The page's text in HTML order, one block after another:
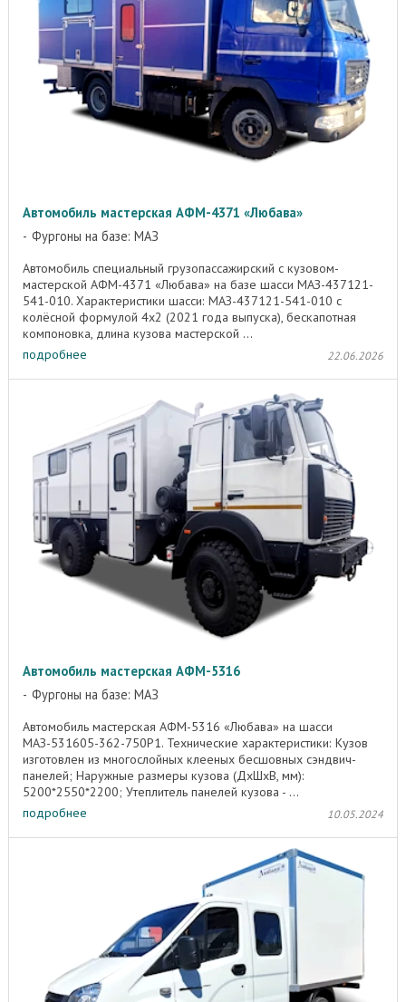
Автомобиль мастерская АФМ-4371 «Любава»
Фургоны на базе: МАЗ
Автомобиль специальный грузопассажирский с кузовом-
мастерской АФМ-4371 «Любава» на базе шасси МАЗ-437121-
541-010. Характеристики шасси: МАЗ-437121-541-010 с
колёсной формулой 4х2 (2021 года выпуска), бескапотная
компоновка, длина кузова мастерской ...
подробнее
22.06.2026
Автомобиль мастерская АФМ-5316
Фургоны на базе: МАЗ
Автомобиль мастерская АФМ-5316 «Любава» на шасси
МАЗ-531605-362-750Р1. Технические характеристики: Кузов
изготовлен из многослойных клееных бесшовных сэндвич-
панелей; Наружные размеры кузова (ДхШхВ, мм):
5200*2550*2200; Утеплитель панелей кузова - ...
подробнее
10.05.2024